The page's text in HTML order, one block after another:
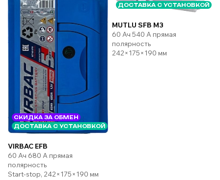
СКИДКА ЗА ОБМЕН
ДОСТАВКА С УСТАНОВКОЙ
VIRBAC EFB
60 Ач 680 А прямая
полярность
Start-stop, 242×175×190 мм
ДОСТАВКА С УСТАНОВКОЙ
MUTLU SFB M3
60 Ач 540 А прямая
полярность
242×175×190 мм